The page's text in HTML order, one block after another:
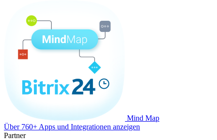
Mind Map
Über 760+ Apps und Integrationen anzeigen
Partner